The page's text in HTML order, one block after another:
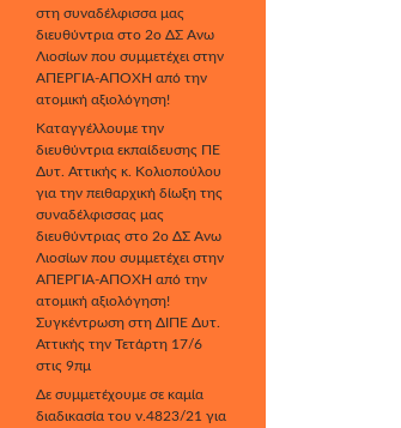
στη συναδέλφισσα μας
διευθύντρια στο 2ο ΔΣ Άνω
Λιοσίων που συμμετέχει στην
ΑΠΕΡΓΙΑ-ΑΠΟΧΗ από την
ατομική αξιολόγηση!
Καταγγέλλουμε την
διευθύντρια εκπαίδευσης ΠΕ
Δυτ. Αττικής κ. Κολιοπούλου
για την πειθαρχική δίωξη της
συναδέλφισσας μας
διευθύντριας στο 2ο ΔΣ Άνω
Λιοσίων που συμμετέχει στην
ΑΠΕΡΓΙΑ-ΑΠΟΧΗ από την
ατομική αξιολόγηση!
Συγκέντρωση στη ΔΙΠΕ Δυτ.
Αττικής την Τετάρτη 17/6
στις 9πμ
Δε συμμετέχουμε σε καμία
διαδικασία του ν.4823/21 για